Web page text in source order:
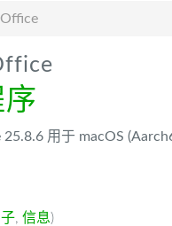
用于 macOS
, 信息)